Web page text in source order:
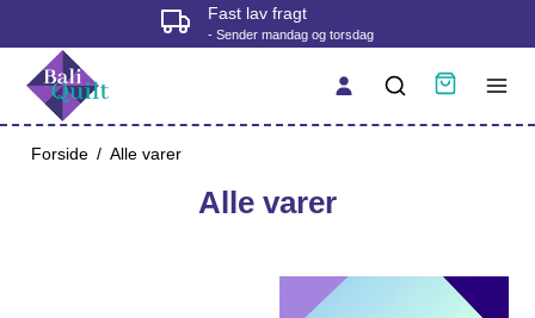
Fast lav fragt
- Sender mandag og torsdag
Forside / Alle varer
Alle varer